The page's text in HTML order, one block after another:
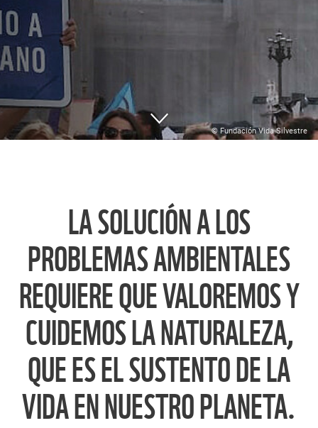
© Fundación Vida Silvestre
LA SOLUCIÓN A LOS
PROBLEMAS AMBIENTALES
REQUIERE QUE VALOREMOS Y
CUIDEMOS LA NATURALEZA,
QUE ES EL SUSTENTO DE LA
VIDA EN NUESTRO PLANETA.